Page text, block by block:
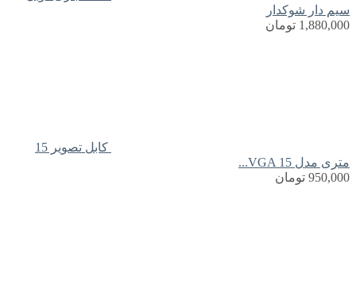
سیم دار شوکدار
1,880,000 تومان
کابل تصویر 15
متری مدل VGA 15...
950,000 تومان